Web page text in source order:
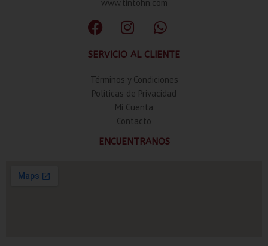
www.tintohn.com
SERVICIO AL CLIENTE
Términos y Condiciones
Politicas de Privacidad
Mi Cuenta
Contacto
ENCUENTRANOS